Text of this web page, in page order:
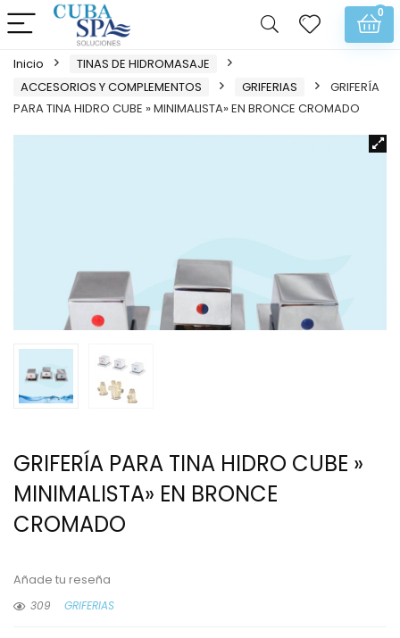
0
Inicio
TINAS DE HIDROMASAJE
ACCESORIOS Y COMPLEMENTOS
GRIFERIAS
GRIFERÍA
PARA TINA HIDRO CUBE » MINIMALISTA» EN BRONCE CROMADO
GRIFERÍA PARA TINA HIDRO CUBE »
MINIMALISTA» EN BRONCE
CROMADO
Añade tu reseña
309
GRIFERIAS